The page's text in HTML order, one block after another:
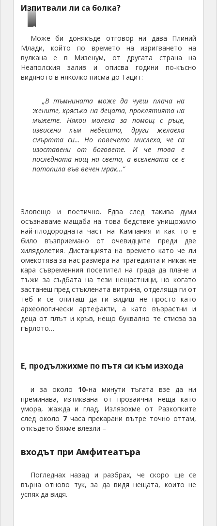
Изпитвали ли са болка?
О
с
т
а
н
к
т
х
о
а
Може би донякъде отговор ни дава Плиний
Млади, който по времето на изригването на
вулкана е в Мизенум, от другата страна на
Неаполския залив и описва години по-късно
видяното в няколко писма до Тацит:
„В тъмнината може да чуеш плача на
жените, крясъка на децата, проклятията на
мъжете. Някои молеха за помощ с ръце,
извисени към небесата, други желаеха
смъртта си… Но повечето мислеха, че са
изоставени от боговете. И че това е
последната нощ на света, а вселената се е
потопила във вечен мрак…“
Зловещо и поетично. Едва след такива думи
осъзнаваме мащаба на това бедствие унищожило
най-плодородната част на Кампания и как то е
било възприемано от очевидците преди две
хилядолетия. Дистанцията на времето като че ли
омекотява за нас размера на трагедията и никак не
кара съвременния посетител на града да плаче и
тъжи за съдбата на тези нещастници, но когато
застанеш пред стъклената витрина, отделяща ги от
теб и се опиташ да ги видиш не просто като
археологически артефакти, а като възрастни и
деца от плът и кръв, нещо буквално те стисва за
гърлото…
Е, продължихме по пътя си към изхода
и за около 10-на минути тъгата взе да ни
преминава, изтиквана от прозаични неща като
умора, жажда и глад. Излязохме от Разкопките
след около 7 часа прекарани вътре точно оттам,
откъдето бяхме влезли –
входът при Амфитеатъра
Погледнах назад и разбрах, че скоро ще се
върна отново тук, за да видя нещата, които не
успях да видя.